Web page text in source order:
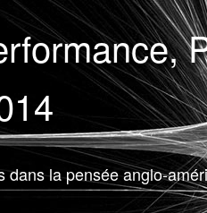
dans la pensée anglo-